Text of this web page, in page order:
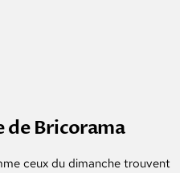
de Bricorama
ceux du dimanche trouvent